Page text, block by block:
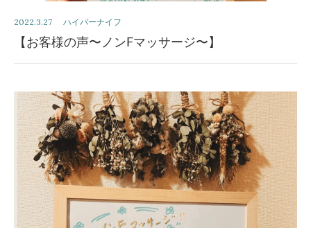
2022.3.27 ハイパーナイフ
【お客様の声〜ノンFマッサージ〜】